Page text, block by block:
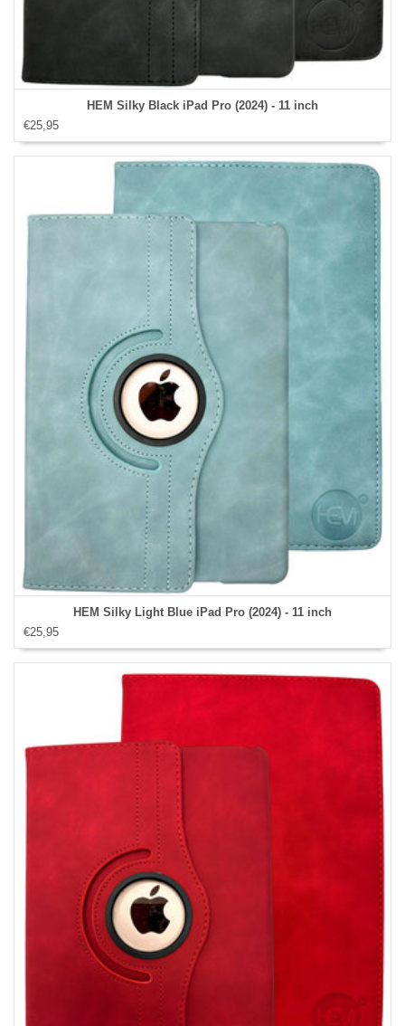
HEM Silky Black iPad Pro (2024) - 11 inch
€25,95
HEM Silky Light Blue iPad Pro (2024) - 11 inch
€25,95